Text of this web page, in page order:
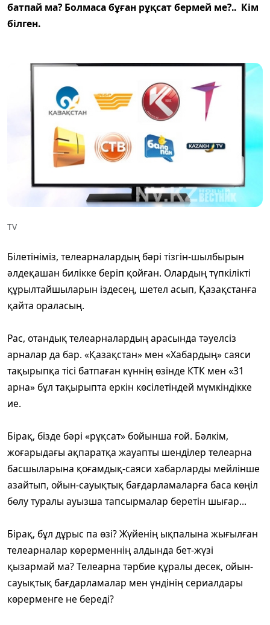
батпай ма? Болмаса бұған рұқсат бермей ме?.. Кім
білген.
TV
Білетініміз, телеарналардың бәрі тізгін-шылбырын
әлдеқашан билікке беріп қойған. Олардың түпкілікті
құрылтайшыларын іздесең, шетел асып, Қазақстанға
қайта ораласың.
Рас, отандық телеарналардың арасында тәуелсіз
арналар да бар. «Қазақстан» мен «Хабардың» саяси
тақырыпқа тісі батпаған күннің өзінде КТК мен «31
арна» бұл тақырыпта еркін көсілетіндей мүмкіндікке
ие.
Бірақ, бізде бәрі «рұқсат» бойынша ғой. Бәлкім,
жоғарыдағы ақпаратқа жауапты шенділер телеарна
басшыларына қоғамдық-саяси хабарларды мейлінше
азайтып, ойын-сауықтық бағдарламаларға баса көңіл
бөлу туралы ауызша тапсырмалар беретін шығар...
Бірақ, бұл дұрыс па өзі? Жүйенің ықпалына жығылған
телеарналар көрерменнің алдында бет-жүзі
қызармай ма? Телеарна тәрбие құралы десек, ойын-
сауықтық бағдарламалар мен үндінің сериалдары
көрерменге не береді?